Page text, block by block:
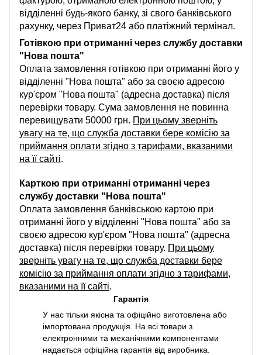
відділенні будь-якого банку, зі свого банківського
рахунку, через Приват24 або платіжний термінал.
Готівкою при отриманні через службу доставки
"Нова пошта"
Оплата замовлення готівкою при отриманні його у
відділенні "Нова пошта" або за своєю адресою
кур'єром "Нова пошта" (адресна доставка) після
перевірки товару. Сума замовлення не повинна
перевищувати 50000 грн. При цьому зверніть
увагу на те, що служба доставки бере комісію за
приймання оплати згідно з тарифами, вказаними
на її сайті.
Карткою при отриманні отриманні через
службу доставки "Нова пошта"
Оплата замовлення банківською картою при
отриманні його у відділенні "Нова пошта" або за
своєю адресою кур'єром "Нова пошта" (адресна
доставка) після перевірки товару. При цьому
зверніть увагу на те, що служба доставки бере
комісію за приймання оплати згідно з тарифами,
вказаними на її сайті.
Гарантія
У нас тільки якісна та офіційно виготовлена або
імпортована продукція. На всі товари з
електронними та механічними компонентами
надається офіційна гарантія від виробника.